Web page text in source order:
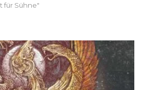
für Sühne"